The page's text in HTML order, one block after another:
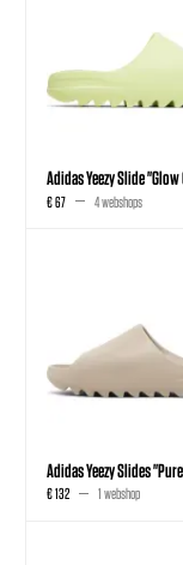
Adidas Yeezy Slide "Glow
€ 67 4 webshops
Adidas Yeezy Slides
€ 132 1 webshop